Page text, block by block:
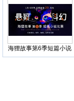
海狸故事第6季短篇小说
比赛，科幻悬疑联合征